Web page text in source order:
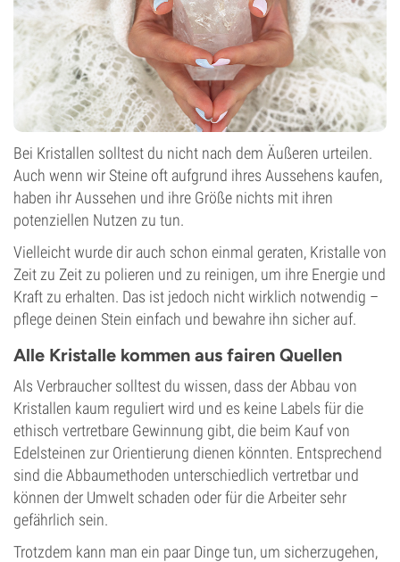
Bei Kristallen solltest du nicht nach dem Äußeren urteilen.
Auch wenn wir Steine oft aufgrund ihres Aussehens kaufen,
haben ihr Aussehen und ihre Größe nichts mit ihren
potenziellen Nutzen zu tun.
Vielleicht wurde dir auch schon einmal geraten, Kristalle von
Zeit zu Zeit zu polieren und zu reinigen, um ihre Energie und
Kraft zu erhalten. Das ist jedoch nicht wirklich notwendig –
pflege deinen Stein einfach und bewahre ihn sicher auf.
Alle Kristalle kommen aus fairen Quellen
Als Verbraucher solltest du wissen, dass der Abbau von
Kristallen kaum reguliert wird und es keine Labels für die
ethisch vertretbare Gewinnung gibt, die beim Kauf von
Edelsteinen zur Orientierung dienen könnten. Entsprechend
sind die Abbaumethoden unterschiedlich vertretbar und
können der Umwelt schaden oder für die Arbeiter sehr
gefährlich sein.
Trotzdem kann man ein paar Dinge tun, um sicherzugehen,